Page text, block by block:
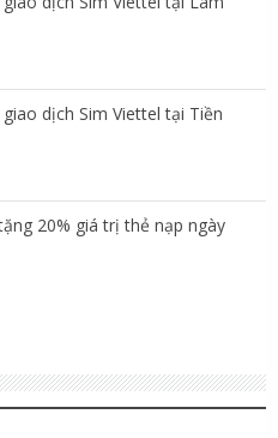
dịch Sim Viettel tại Tiền
20% giá trị thẻ nạp ngày